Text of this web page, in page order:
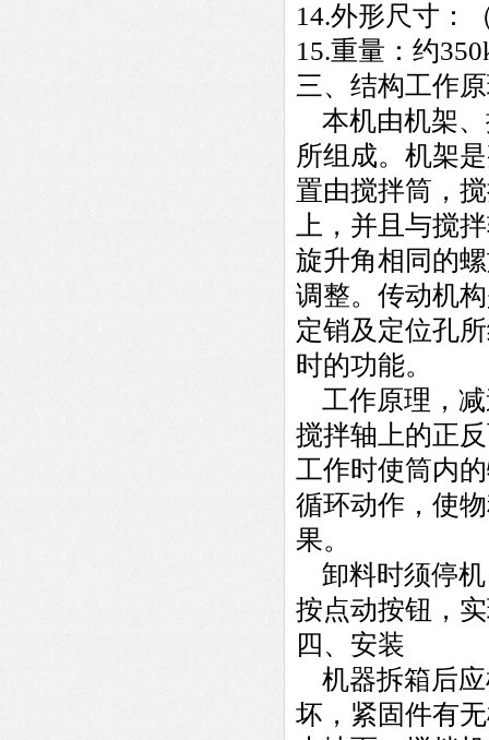
14.外形尺寸：
15.重量：约
三、 结构工作
本机由机架、
所组成。机架
置由搅拌筒，
上，并且与搅
旋升角相同的
调整。传动机
定销及定位孔
时的功能。
工作原理，减
搅拌轴上的正
工作时使筒内
循环动作，使
果。
卸料时须停机
按点动按钮，
四、 安装
机器拆箱后应
坏，紧固件有